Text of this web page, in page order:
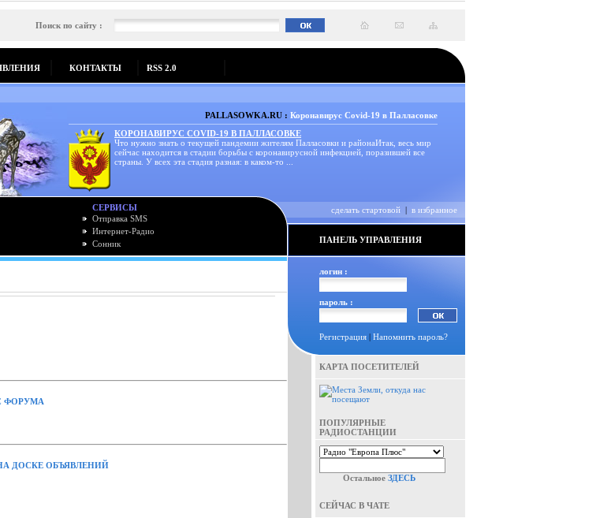
Поиск по сайту :
КОНТАКТЫ RSS 2.0
PALLASOWKA.RU : Коронавирус Covid-19 в Палласовке
КОРОНАВИРУС COVID-19 В ПАЛЛАСОВКЕ
Что нужно знать о текущей пандемии жителям Палласовки и районаИтак, весь мир
сейчас находится в стадии борьбы с коронавирусной инфекцией, поразившей все
страны. У всех эта стадия разная: в каком-то ...
СЕРВИСЫ
Отправка SMS
Интернет-Радио
Сонник
сделать стартовой | в избранное
ПАНЕЛЬ УПРАВЛЕНИЯ
ФОРУМА
ДОСКЕ ОБЪЯВЛЕНИЙ
логин :
пароль :
Регистрация | Напомнить пароль?
КАРТА ПОСЕТИТЕЛЕЙ
ПОПУЛЯРНЫЕ
РАДИОСТАНЦИИ
Остальное ЗДЕСЬ
СЕЙЧАС В ЧАТЕ